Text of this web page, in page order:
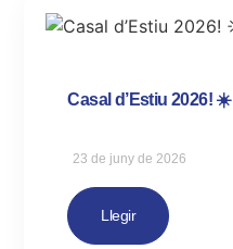
Casal d’Estiu 2026! ☀️
23 de juny de 2026
Llegir